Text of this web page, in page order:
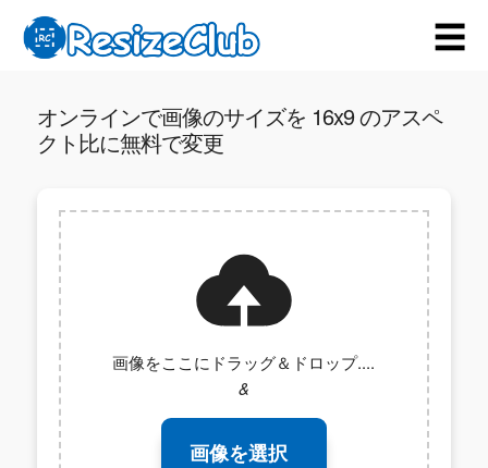
☰
オンラインで画像のサイズを 16x9 のアスペ
クト比に無料で変更
画像をここにドラッグ＆ドロップ....
&
画像を選択